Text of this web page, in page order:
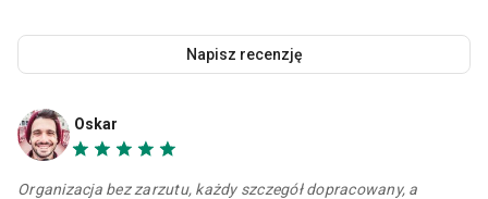
Napisz recenzję
Oskar
Organizacja bez zarzutu, każdy szczegół dopracowany, a